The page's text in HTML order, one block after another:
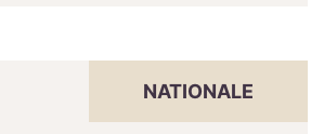
NATIONALE